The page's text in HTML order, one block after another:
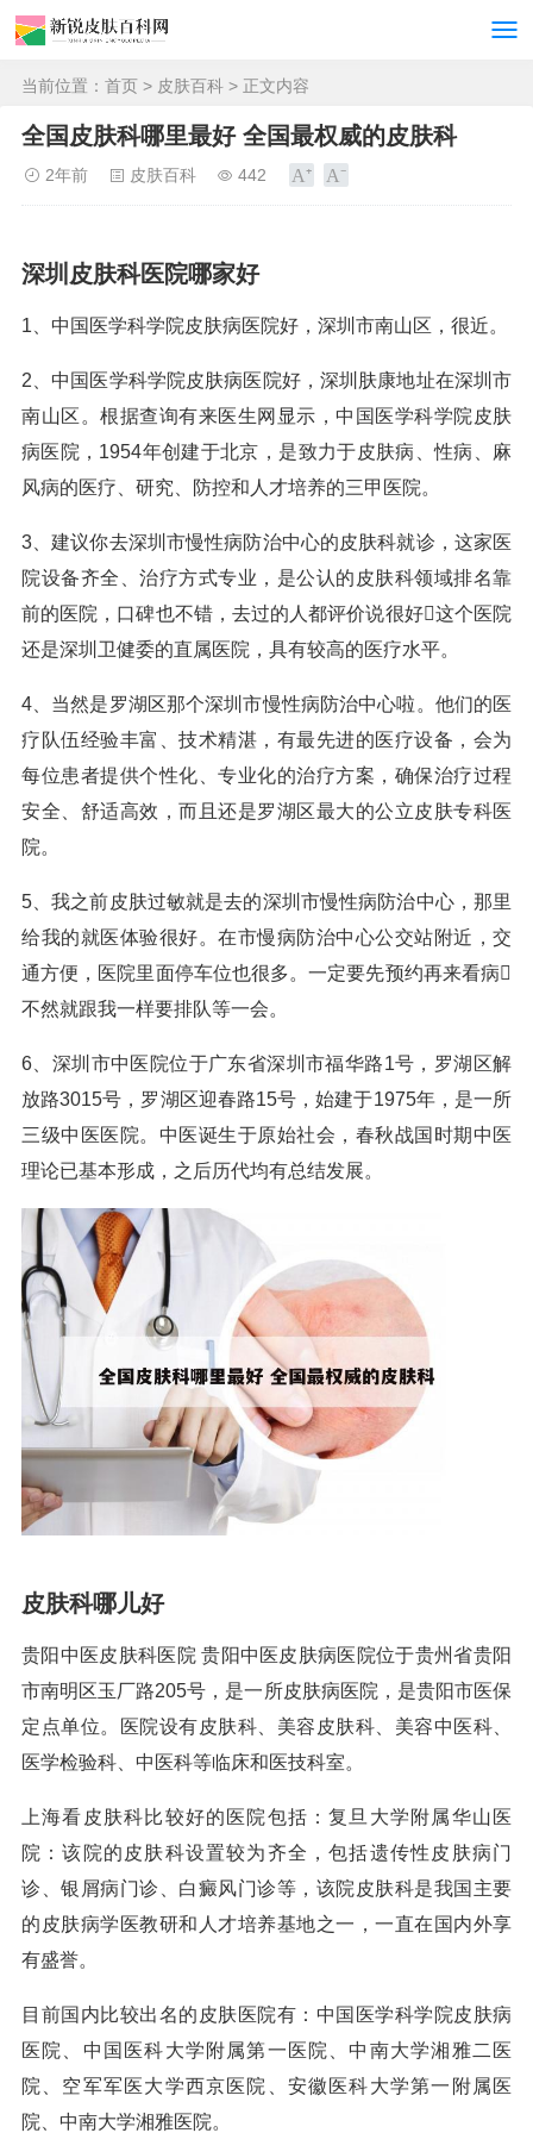
当前位置： 首页 > 皮肤百科 > 正文内容
全国皮肤科哪里最好 全国最权威的皮肤科
2年前 皮肤百科 442
深圳皮肤科医院哪家好
1、中国医学科学院皮肤病医院好，深圳市南山区，很近。
2、中国医学科学院皮肤病医院好，深圳肤康地址在深圳市
南山区。根据查询有来医生网显示，中国医学科学院皮肤
病医院，1954年创建于北京，是致力于皮肤病、性病、麻
风病的医疗、研究、防控和人才培养的三甲医院。
3、建议你去深圳市慢性病防治中心的皮肤科就诊，这家医
院设备齐全、治疗方式专业，是公认的皮肤科领域排名靠
前的医院，口碑也不错，去过的人都评价说很好𰤴这个医院
还是深圳卫健委的直属医院，具有较高的医疗水平。
4、当然是罗湖区那个深圳市慢性病防治中心啦。他们的医
疗队伍经验丰富、技术精湛，有最先进的医疗设备，会为
每位患者提供个性化、专业化的治疗方案，确保治疗过程
安全、舒适高效，而且还是罗湖区最大的公立皮肤专科医
院。
5、我之前皮肤过敏就是去的深圳市慢性病防治中心，那里
给我的就医体验很好。在市慢病防治中心公交站附近，交
通方便，医院里面停车位也很多。一定要先预约再来看病𰤴
不然就跟我一样要排队等一会。
6、深圳市中医院位于广东省深圳市福华路1号，罗湖区解
放路3015号，罗湖区迎春路15号，始建于1975年，是一所
三级中医医院。中医诞生于原始社会，春秋战国时期中医
理论已基本形成，之后历代均有总结发展。
皮肤科哪儿好
贵阳中医皮肤科医院 贵阳中医皮肤病医院位于贵州省贵阳
市南明区玉厂路205号，是一所皮肤病医院，是贵阳市医保
定点单位。医院设有皮肤科、美容皮肤科、美容中医科、
医学检验科、中医科等临床和医技科室。
上海看皮肤科比较好的医院包括：复旦大学附属华山医
院：该院的皮肤科设置较为齐全，包括遗传性皮肤病门
诊、银屑病门诊、白癜风门诊等，该院皮肤科是我国主要
的皮肤病学医教研和人才培养基地之一，一直在国内外享
有盛誉。
目前国内比较出名的皮肤医院有：中国医学科学院皮肤病
医院、中国医科大学附属第一医院、中南大学湘雅二医
院、空军军医大学西京医院、安徽医科大学第一附属医
院、中南大学湘雅医院。